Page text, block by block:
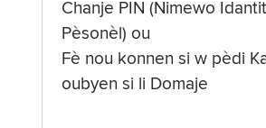
Chanje PIN (Nimewo
Pèsonèl) ou
Fè nou konnen si w pèdi
oubyen si li Domaje